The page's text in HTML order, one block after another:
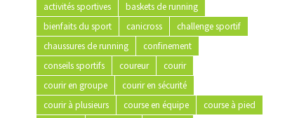
activités sportives
baskets de running
bienfaits du sport
canicross
challenge sportif
chaussures de running
confinement
conseils sportifs
coureur
courir
courir en groupe
courir en sécurité
courir à plusieurs
course en équipe
course à pied